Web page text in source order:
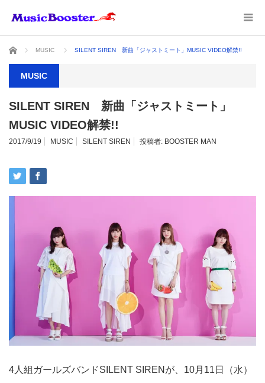
ホーム MUSIC SILENT SIREN 新曲「ジャストミート」MUSIC VIDEO解禁!!
MUSIC
SILENT SIREN 新曲「ジャストミート」
MUSIC VIDEO解禁!!
2017/9/19 MUSIC SILENT SIREN 投稿者: BOOSTER MAN
4人組ガールズバンドSILENT SIRENが、10月11日（水）